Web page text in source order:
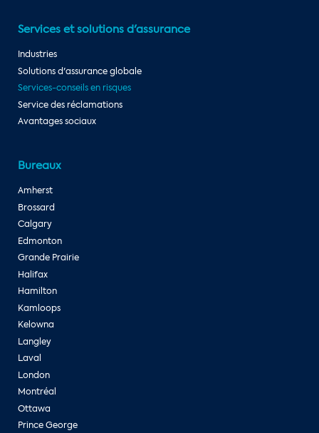
Services et solutions d'assurance
Industries
Solutions d'assurance globale
Services-conseils en risques
Service des réclamations
Avantages sociaux
Bureaux
Amherst
Brossard
Calgary
Edmonton
Grande Prairie
Halifax
Hamilton
Kamloops
Kelowna
Langley
Laval
London
Montréal
Ottawa
Prince George